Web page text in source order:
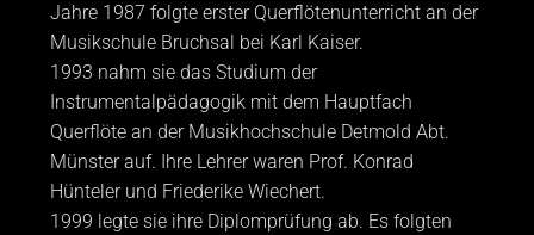
Jahre 1987 folgte erster Querflötenunterricht an der
Musikschule Bruchsal bei Karl Kaiser.
1993 nahm sie das Studium der
Instrumentalpädagogik mit dem Hauptfach
Querflöte an der Musikhochschule Detmold Abt.
Münster auf. Ihre Lehrer waren Prof. Konrad
Hünteler und Friederike Wiechert.
1999 legte sie ihre Diplomprüfung ab. Es folgten